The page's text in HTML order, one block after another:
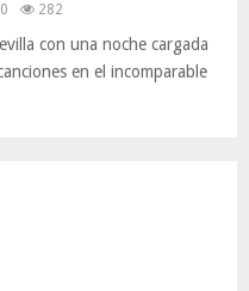
0 282
con una noche cargada
en el incomparable